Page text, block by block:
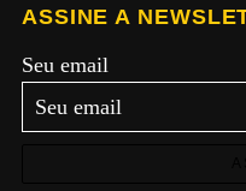
ASSINE A
Seu email